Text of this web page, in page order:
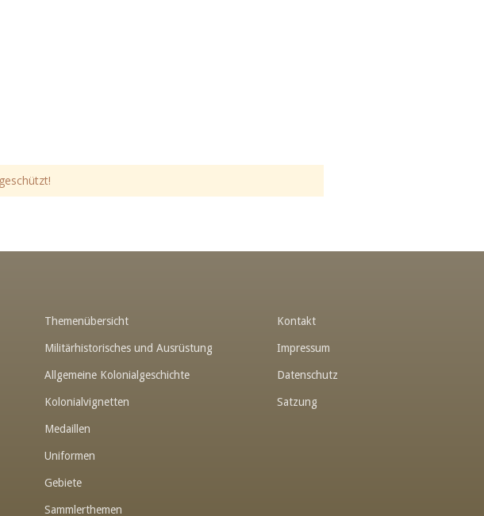
Themenübersicht
Militärhistorisches und Ausrüstung
Allgemeine Kolonialgeschichte
Kolonialvignetten
Medaillen
Uniformen
Gebiete
Sammlerthemen
Kontakt
Impressum
Datenschutz
Satzung